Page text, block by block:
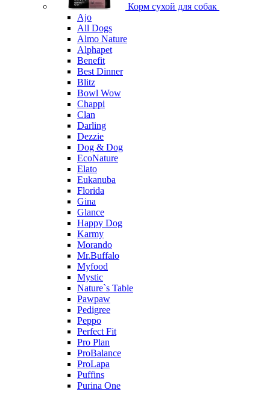
Корм сухой для собак
Ajo
All Dogs
Almo Nature
Alphapet
Benefit
Best Dinner
Blitz
Bowl Wow
Chappi
Clan
Darling
Dezzie
Dog & Dog
EcoNature
Elato
Eukanuba
Florida
Gina
Glance
Happy Dog
Karmy
Morando
Mr.Buffalo
Myfood
Mystic
Nature`s Table
Pawpaw
Pedigree
Peppo
Perfect Fit
Pro Plan
ProBalance
ProLapa
Puffins
Purina One